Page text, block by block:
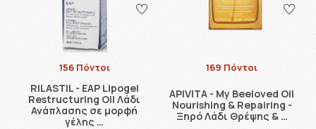
156 Πόντοι
RILASTIL - EAP Lipogel
Restructuring Oil Λάδι
Ανάπλασης σε μορφή
γέλης …
169 Πόντοι
APIVITA - My Beeloved Oil
Nourishing & Repairing -
Ξηρό Λάδι Θρέψης & …